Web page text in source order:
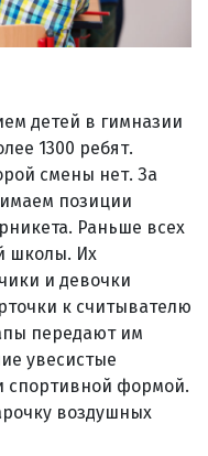
детей в гимназии
1300 ребят.
смены нет. За
позиции
Раньше всех
школы. Их
и девочки
к считывателю
передают им
увесистые
спортивной формой.
воздушных